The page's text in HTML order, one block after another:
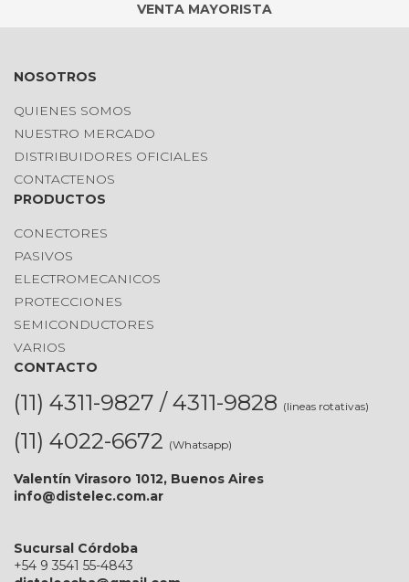
VENTA MAYORISTA
NOSOTROS
QUIENES SOMOS
NUESTRO MERCADO
DISTRIBUIDORES OFICIALES
CONTACTENOS
PRODUCTOS
CONECTORES
PASIVOS
ELECTROMECANICOS
PROTECCIONES
SEMICONDUCTORES
VARIOS
CONTACTO
(11) 4311-9827 / 4311-9828 (lineas rotativas)
(11) 4022-6672 (Whatsapp)
Valentín Virasoro 1012, Buenos Aires
info@distelec.com.ar
Sucursal Córdoba
+54 9 3541 55-4843